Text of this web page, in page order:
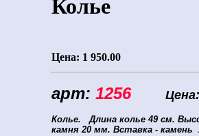
Колье
Цена: 1 950.00
арт: 1256 Цена:
Колье.
Длина колье 49 см.
камня 20 мм. Вставка - камень